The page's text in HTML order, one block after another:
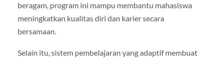
beragam, program ini mampu membantu mahasiswa
meningkatkan kualitas diri dan karier secara
bersamaan.
Selain itu, sistem pembelajaran yang adaptif membuat